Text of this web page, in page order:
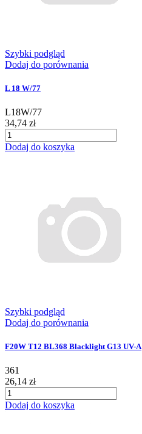
Szybki podgląd
Dodaj do porównania
L 18 W/77
L18W/77
34,74 zł
Dodaj do koszyka
Szybki podgląd
Dodaj do porównania
F20W T12 BL368 Blacklight G13 UV-A
361
26,14 zł
Dodaj do koszyka